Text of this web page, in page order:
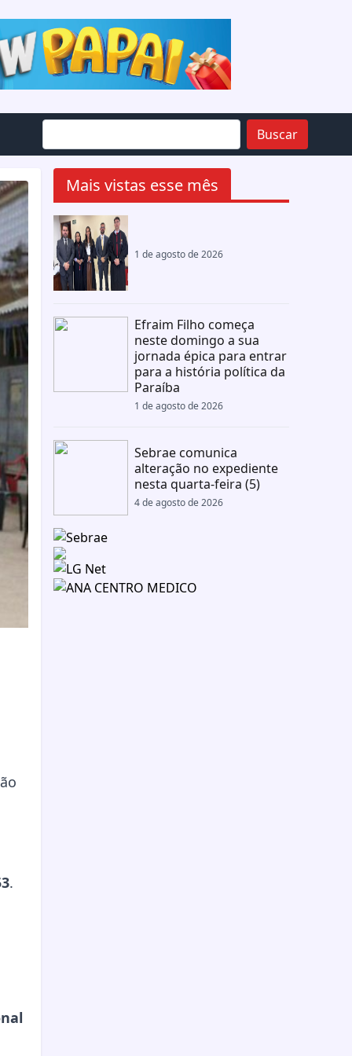
Buscar
.
Mais vistas esse mês
1 de agosto de 2026
Efraim Filho começa
neste domingo a sua
jornada épica para entrar
para a história política da
Paraíba
1 de agosto de 2026
Sebrae comunica
alteração no expediente
nesta quarta-feira (5)
4 de agosto de 2026